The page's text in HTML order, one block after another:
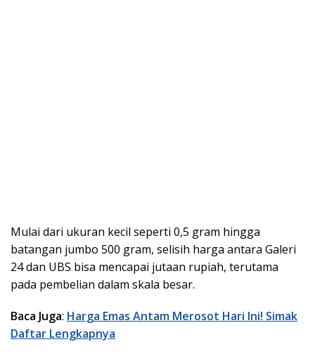
Mulai dari ukuran kecil seperti 0,5 gram hingga
batangan jumbo 500 gram, selisih harga antara Galeri
24 dan UBS bisa mencapai jutaan rupiah, terutama
pada pembelian dalam skala besar.
Baca Juga: Harga Emas Antam Merosot Hari Ini! Simak
Daftar Lengkapnya